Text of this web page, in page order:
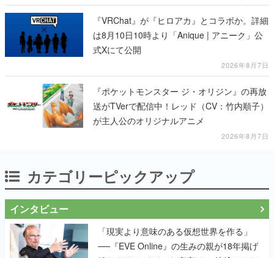
『VRChat』が『ヒロアカ』とコラボか。詳細
は8月10日10時より「Anique | アニーク」公
式Xにて公開
2026年8月7日
『ポケットモンスター ジ・オリジン』の再放
送がTVerで配信中！レッド（CV：竹内順子）
が主人公のオリジナルアニメ
2026年8月7日
カテゴリーピックアップ
インタビュー
「現実より意味のある仮想世界を作る」
──『EVE Online』の生みの親が18年掲げ